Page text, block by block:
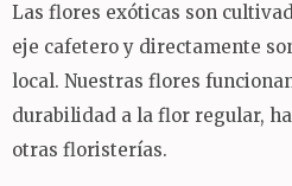
Las flores exóticas son
eje cafetero y directamente
local. Nuestras flores
durabilidad a la flor regular,
otras floristerías.